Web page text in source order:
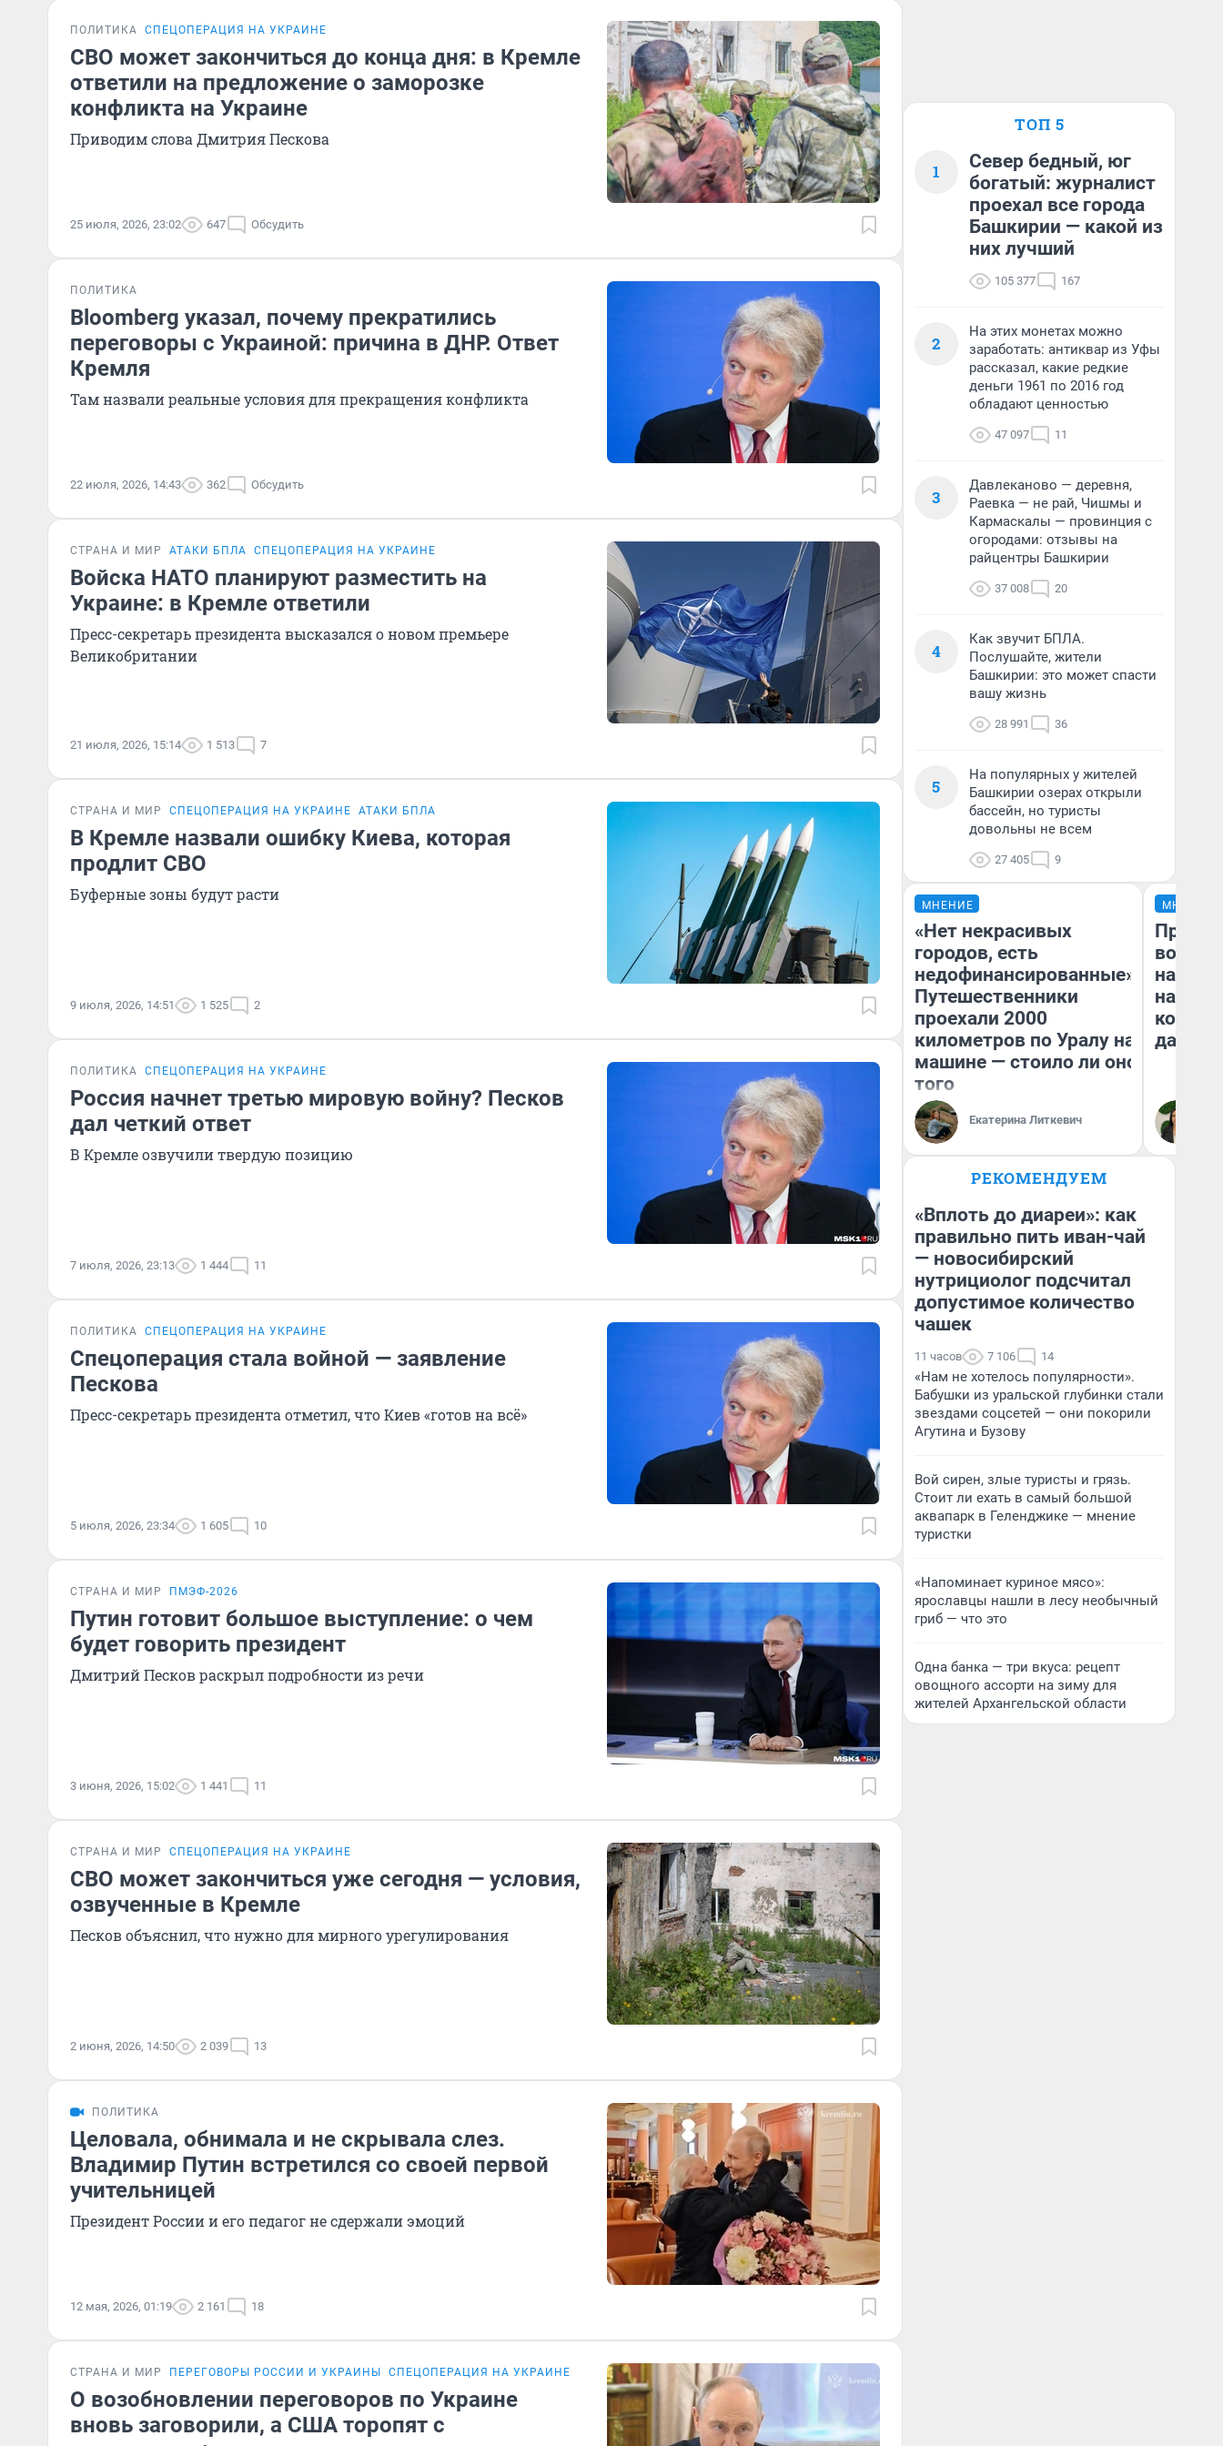
ПОЛИТИКА СПЕЦОПЕРАЦИЯ НА УКРАИНЕ
СВО может закончиться до конца дня: в Кремле
ответили на предложение о заморозке
конфликта на Украине
Приводим слова Дмитрия Пескова
25 июля, 2026, 23:02 647 Обсудить
ПОЛИТИКА
Bloomberg указал, почему прекратились
переговоры с Украиной: причина в ДНР. Ответ
Кремля
Там назвали реальные условия для прекращения конфликта
22 июля, 2026, 14:43 362 Обсудить
СТРАНА И МИР АТАКИ БПЛА СПЕЦОПЕРАЦИЯ НА УКРАИНЕ
Войска НАТО планируют разместить на
Украине: в Кремле ответили
Пресс-секретарь президента высказался о новом премьере
Великобритании
21 июля, 2026, 15:14 1 513 7
СТРАНА И МИР СПЕЦОПЕРАЦИЯ НА УКРАИНЕ АТАКИ БПЛА
В Кремле назвали ошибку Киева, которая
продлит СВО
Буферные зоны будут расти
9 июля, 2026, 14:51 1 525 2
ПОЛИТИКА СПЕЦОПЕРАЦИЯ НА УКРАИНЕ
Россия начнет третью мировую войну? Песков
дал четкий ответ
В Кремле озвучили твердую позицию
7 июля, 2026, 23:13 1 444 11
ПОЛИТИКА СПЕЦОПЕРАЦИЯ НА УКРАИНЕ
Спецоперация стала войной — заявление
Пескова
Пресс-секретарь президента отметил, что Киев «готов на всё»
5 июля, 2026, 23:34 1 605 10
СТРАНА И МИР ПМЭФ-2026
Путин готовит большое выступление: о чем
будет говорить президент
Дмитрий Песков раскрыл подробности из речи
3 июня, 2026, 15:02 1 441 11
СТРАНА И МИР СПЕЦОПЕРАЦИЯ НА УКРАИНЕ
СВО может закончиться уже сегодня — условия,
озвученные в Кремле
Песков объяснил, что нужно для мирного урегулирования
2 июня, 2026, 14:50 2 039 13
ПОЛИТИКА
Целовала, обнимала и не скрывала слез.
Владимир Путин встретился со своей первой
учительницей
Президент России и его педагог не сдержали эмоций
12 мая, 2026, 01:19 2 161 18
СТРАНА И МИР ПЕРЕГОВОРЫ РОССИИ И УКРАИНЫ СПЕЦОПЕРАЦИЯ НА УКРАИНЕ
О возобновлении переговоров по Украине
вновь заговорили, а США торопят с
ТОП 5
1
Север бедный, юг
богатый: журналист
проехал все города
Башкирии — какой из
них лучший
105 377 167
2
На этих монетах можно
заработать: антиквар из Уфы
рассказал, какие редкие
деньги 1961 по 2016 год
обладают ценностью
47 097 11
3
Давлеканово — деревня,
Раевка — не рай, Чишмы и
Кармаскалы — провинция с
огородами: отзывы на
райцентры Башкирии
37 008 20
4
Как звучит БПЛА.
Послушайте, жители
Башкирии: это может спасти
вашу жизнь
28 991 36
5
На популярных у жителей
Башкирии озерах открыли
бассейн, но туристы
довольны не всем
27 405 9
МНЕНИЕ
«Нет некрасивых
городов, есть
недофинансированные».
Путешественники
проехали 2000
километров по Уралу на
машине — стоило ли оно
того
Екатерина Литкевич
МНЕНИЕ
нам
даже
РЕКОМЕНДУЕМ
«Вплоть до диареи»: как
правильно пить иван-чай
— новосибирский
нутрициолог подсчитал
допустимое количество
чашек
11 часов 7 106 14
«Нам не хотелось популярности».
Бабушки из уральской глубинки стали
звездами соцсетей — они покорили
Агутина и Бузову
Вой сирен, злые туристы и грязь.
Стоит ли ехать в самый большой
аквапарк в Геленджике — мнение
туристки
«Напоминает куриное мясо»:
ярославцы нашли в лесу необычный
гриб — что это
Одна банка — три вкуса: рецепт
овощного ассорти на зиму для
жителей Архангельской области